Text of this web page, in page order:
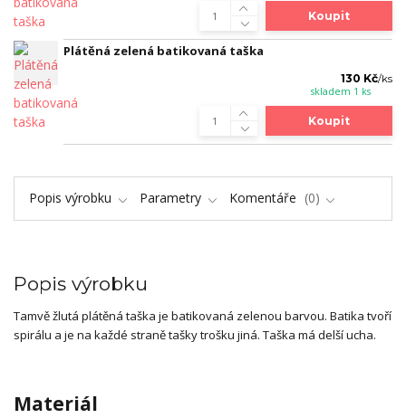
Koupit
Plátěná zelená batikovaná taška
130 Kč/ks
skladem 1 ks
Koupit
Popis výrobku Parametry Komentáře 0
Popis výrobku
Tamvě žlutá plátěná taška je batikovaná zelenou barvou. Batika tvoří
spirálu a je na každé straně tašky trošku jiná. Taška má delší ucha.
Materiál